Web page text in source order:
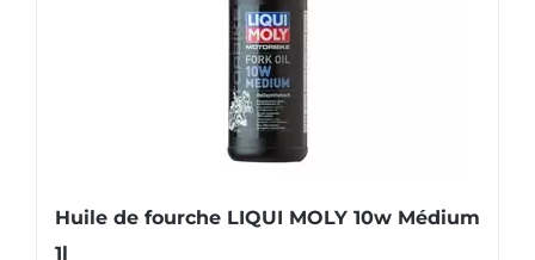
Huile de fourche LIQUI MOLY 10w Médium
1l